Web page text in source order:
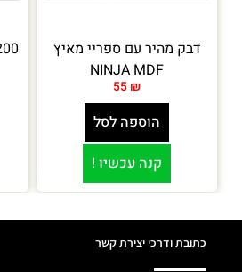
דבק מהיר עם ספריי מאיץ
NINJA MDF
55 ₪
הוספה לסל
קנה עכשיו !
כתובת ודרכי יצירת קשר